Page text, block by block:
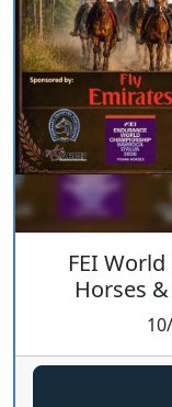
FEI
Horses